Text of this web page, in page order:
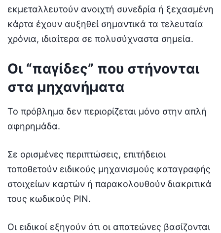
εκμεταλλευτούν ανοιχτή συνεδρία ή ξεχασμένη
κάρτα έχουν αυξηθεί σημαντικά τα τελευταία
χρόνια, ιδιαίτερα σε πολυσύχναστα σημεία.
Οι “παγίδες” που στήνονται
στα μηχανήματα
Το πρόβλημα δεν περιορίζεται μόνο στην απλή
αφηρημάδα.
Σε ορισμένες περιπτώσεις, επιτήδειοι
τοποθετούν ειδικούς μηχανισμούς καταγραφής
στοιχείων καρτών ή παρακολουθούν διακριτικά
τους κωδικούς PIN.
Οι ειδικοί εξηγούν ότι οι απατεώνες βασίζονται